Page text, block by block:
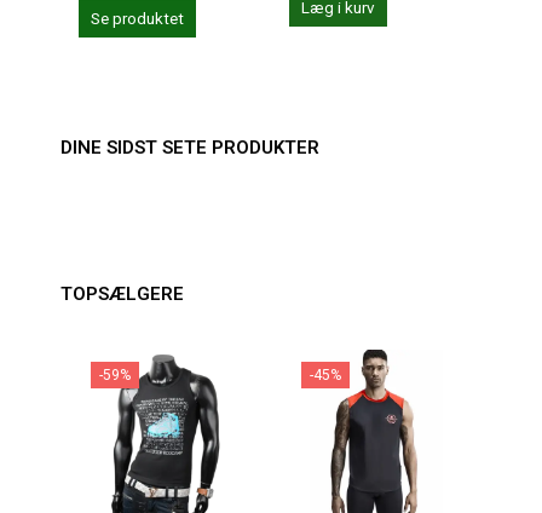
Se produktet
Læg i kurv
DINE SIDST SETE PRODUKTER
TOPSÆLGERE
-59% -45%